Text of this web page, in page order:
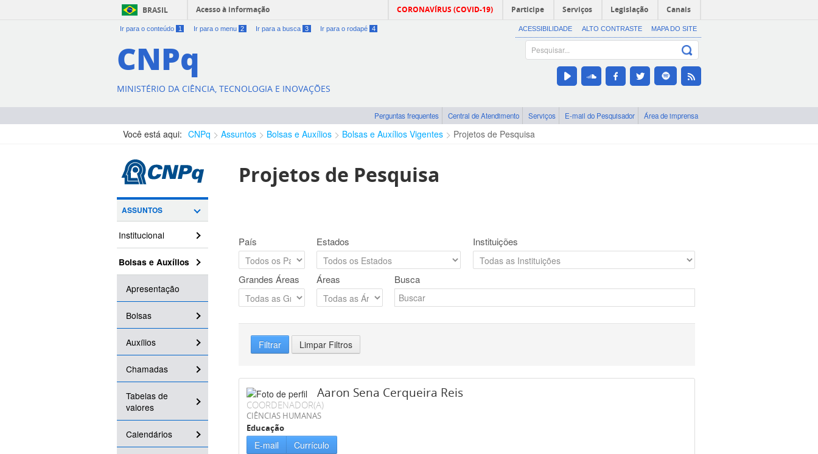
BRASIL Acesso à informação CORONAVÍRUS (COVID-19) Participe Serviços Legislação Canais
Ir para o conteúdo 1 Ir para o menu 2 Ir para a busca 3 Ir para o rodapé 4 ACESSIBILIDADE ALTO CONTRASTE MAPA DO SITE
CNPq
MINISTÉRIO DA CIÊNCIA, TECNOLOGIA E INOVAÇÕES
Perguntas frequentes Central de Atendimento Serviços E-mail do Pesquisador Área de imprensa
Você está aqui: CNPq Assuntos Bolsas e Auxílios Bolsas e Auxílios Vigentes Projetos de Pesquisa
ASSUNTOS
Institucional
Bolsas e Auxílios
Apresentação
Bolsas
Auxílios
Chamadas
Tabelas de
valores
Calendários
Projetos de Pesquisa
País Estados Instituições
Grandes Áreas Áreas Busca
Filtrar Limpar Filtros
Aaron Sena Cerqueira Reis
COORDENADOR(A)
CIÊNCIAS HUMANAS
Educação
E-mail Currículo